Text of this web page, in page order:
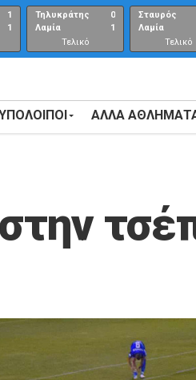
1
1
Τηλυκράτης
Λαμία
0
1
Τελικό
αποτέλεσμα
Σταυρός
Λαμία
Τελικό
ΑΛΛΑ